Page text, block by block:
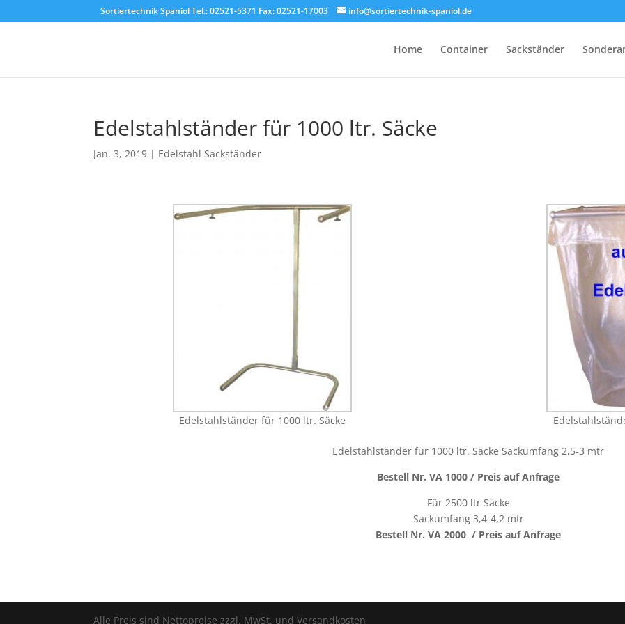
Sortiertechnik Spaniol Tel.: 02521-5371 Fax: 02521-17003 info@sortiertechnik-spaniol.de
Home Container Sackständer
Edelstahlständer für 1000 ltr. Säcke
Jan. 3, 2019 | Edelstahl Sackständer
Edelstahlständer für 1000 ltr. Säcke
Edelstahlständer für 1000 ltr. Säcke Sackumfang 2,5-3 mtr
Bestell Nr. VA 1000 / Preis auf Anfrage
Für 2500 ltr Säcke
Sackumfang 3,4-4,2 mtr
Bestell Nr. VA 2000 / Preis auf Anfrage
Alle Preis sind Nettopreise zzgl. MwSt. und Versandkosten